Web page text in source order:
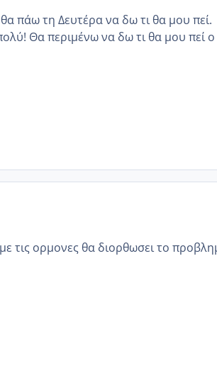
πάω τη Δευτέρα να δω τι θα μου πεί.
Θα περιμένω να δω τι θα μου πεί ο
τις ορμονες θα διορθωσει το